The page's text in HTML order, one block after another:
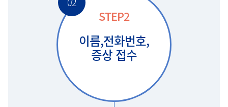
STEP2
이름,전화번호,
증상 접수